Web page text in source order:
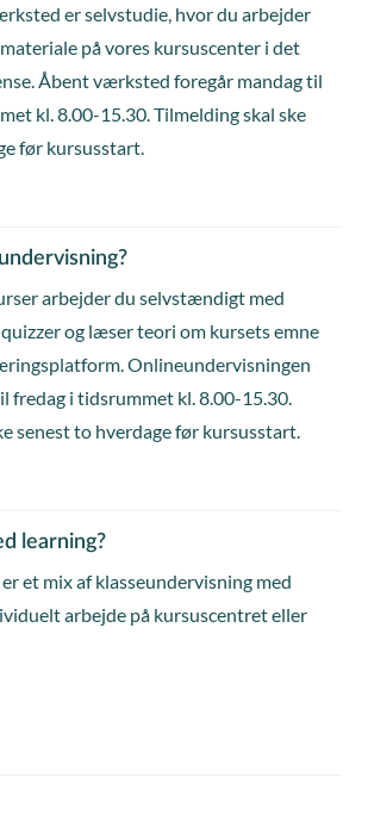
er selvstudie, hvor du arbejder
på vores kursuscenter i det
Åbent værksted foregår mandag til
kl. 8.00-15.30. Tilmelding skal ske
før kursusstart.
arbejder du selvstændigt med
og læser teori om kursets emne
Onlineundervisningen
fredag i tidsrummet kl. 8.00-15.30.
senest to hverdage før kursusstart.
learning?
et mix af klasseundervisning med
arbejde på kursuscentret eller